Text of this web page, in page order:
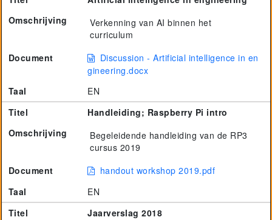
Omschrijving
Verkenning van AI binnen het
curriculum
Document
Discussion - Artificial intelligence in en
gineering.docx
Taal
EN
Titel
Handleiding; Raspberry Pi intro
Omschrijving
Begeleidende handleiding van de RP3
cursus 2019
Document
handout workshop 2019.pdf
Taal
EN
Titel
Jaarverslag 2018